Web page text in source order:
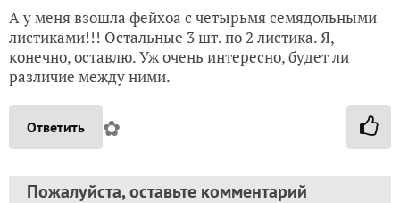
А у меня взошла фейхоа с четырьмя семядольными
листиками!!! Остальные 3 шт. по 2 листика. Я,
конечно, оставлю. Уж очень интересно, будет ли
различие между ними.
Ответить ✿
Пожалуйста, оставьте комментарий